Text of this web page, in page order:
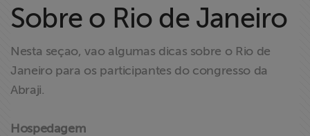
Formação
Acesso à
Liberdade de
Sobre o Rio de Janeiro
Nesta seçao, vao algumas dicas sobre o Rio de
Janeiro para os participantes do congresso da
Abraji.
Hospedagem